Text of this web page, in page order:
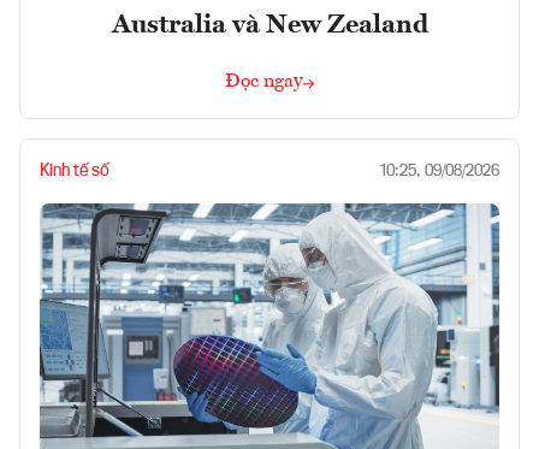
Australia và New Zealand
Đọc ngay
Kinh tế số 10:25, 09/08/2026